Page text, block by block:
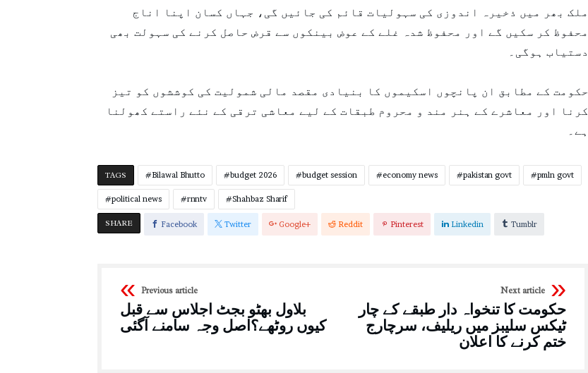
ملک بھر میں ذخیرہ اندوزی کی سہولیات قائم کی جائیں گی، جہاں کسان اپنا اناج
محفوظ کر سکیں گے اور محفوظ شدہ غلے کے عوض بینکوں سے قرض حاصل کرنے کی سہولت بھی
دستیاب ہوگی۔
حکومت کے مطابق ان پانچوں اسکیموں کا بنیادی مقصد مالی شمولیت کی کوششوں کو تیز
کرنا اور معاشرے کے ہنر مند و محروم طبقات کے لیے معاشی ترقی کے نئے راستے کھولنا
ہے۔
TAGS Bilawal Bhutto budget 2026 budget session economy news pakistan govt pmln govt
political news rnntv Shahbaz Sharif
SHARE Facebook Twitter Google+ Reddit Pinterest Linkedin Tumblr
Previous article
بلاول بھٹو بجٹ اجلاس سے قبل
کیوں روٹھے؟اصل وجہ سامنے آگئی
Next article
حکومت کا تنخواہ دار طبقے کے چار
ٹیکس سلیبز میں ریلیف، سرچارج
ختم کرنے کا اعلان